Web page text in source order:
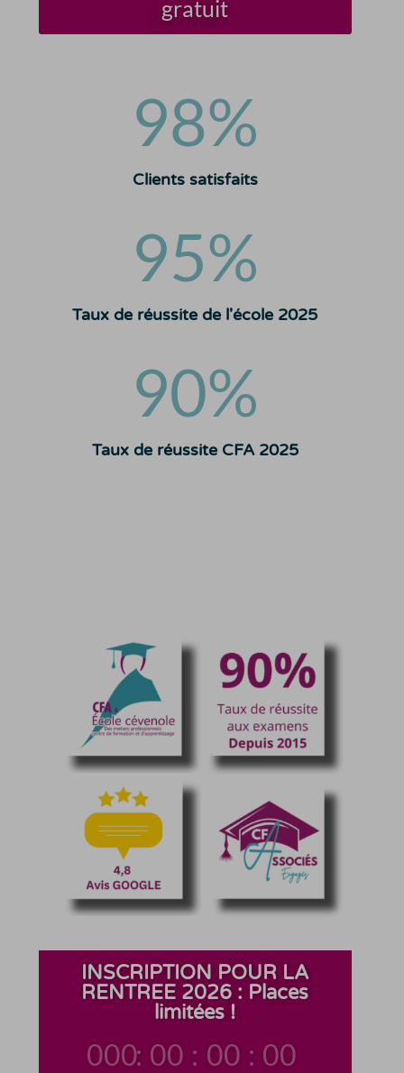
gratuit
98%
Clients satisfaits
95%
Taux de réussite de l'école 2025
90%
Taux de réussite CFA 2025
INSCRIPTION POUR LA
RENTREE 2026 : Places
limitées !
000: 00 : 00 : 00